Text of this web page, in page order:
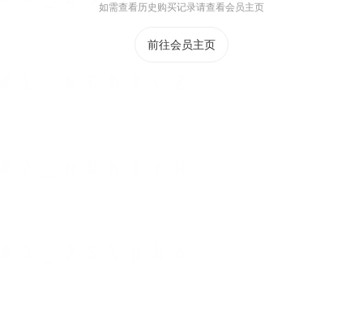
如需查看历史购买记录请查看会员主页
前往会员主页